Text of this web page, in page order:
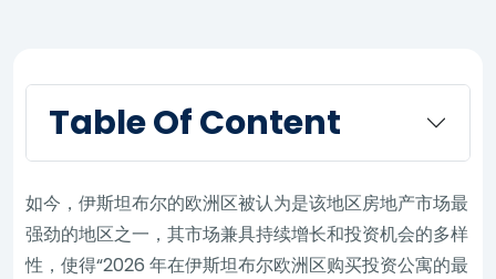
Table Of Content
如今，伊斯坦布尔的欧洲区被认为是该地区房地产市场最
强劲的地区之一，其市场兼具持续增长和投资机会的多样
性，使得“2026 年在伊斯坦布尔欧洲区购买投资公寓的最